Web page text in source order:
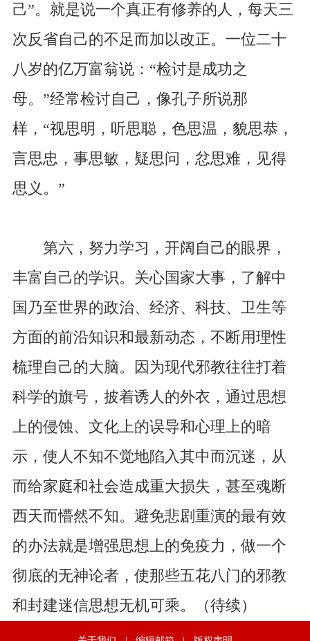
己”。就是说一个真正有修养的人，每天三
次反省自己的不足而加以改正。一位二十
八岁的亿万富翁说：“检讨是成功之
母。”经常检讨自己，像孔子所说那
样，“视思明，听思聪，色思温，貌思恭，
言思忠，事思敏，疑思问，忿思难，见得
思义。”
第六，努力学习，开阔自己的眼界，
丰富自己的学识。关心国家大事，了解中
国乃至世界的政治、经济、科技、卫生等
方面的前沿知识和最新动态，不断用理性
梳理自己的大脑。因为现代邪教往往打着
科学的旗号，披着诱人的外衣，通过思想
上的侵蚀、文化上的误导和心理上的暗
示，使人不知不觉地陷入其中而沉迷，从
而给家庭和社会造成重大损失，甚至魂断
西天而懵然不知。避免悲剧重演的最有效
的办法就是增强思想上的免疫力，做一个
彻底的无神论者，使那些五花八门的邪教
和封建迷信思想无机可乘。（待续）